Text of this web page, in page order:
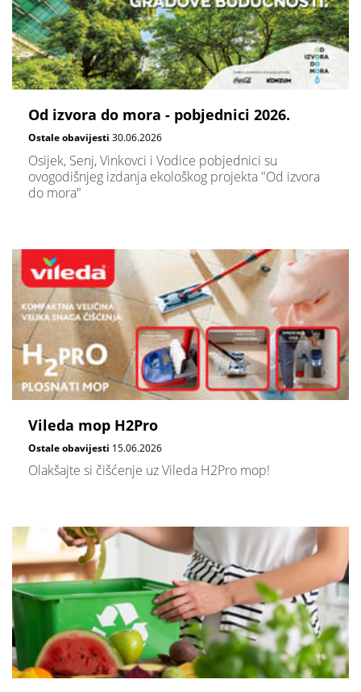
Od izvora do mora - pobjednici 2026.
Ostale obavijesti 30.06.2026
Osijek, Senj, Vinkovci i Vodice pobjednici su
ovogodišnjeg izdanja ekološkog projekta "Od izvora
do mora"
Vileda mop H2Pro
Ostale obavijesti 15.06.2026
Olakšajte si čišćenje uz Vileda H2Pro mop!